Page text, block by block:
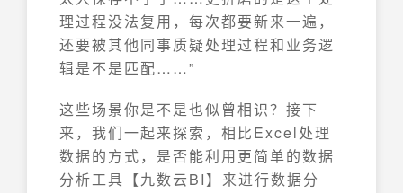
理过程没法复用，每次都要新来一遍，
还要被其他同事质疑处理过程和业务逻
辑是不是匹配……”
这些场景你是不是也似曾相识？接下
来，我们一起来探索，相比Excel处理
数据的方式，是否能利用更简单的数据
分析工具【九数云BI】来进行数据分